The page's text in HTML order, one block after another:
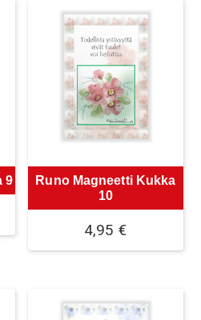
9
Runo Magneetti Kukka
10
4,95 €